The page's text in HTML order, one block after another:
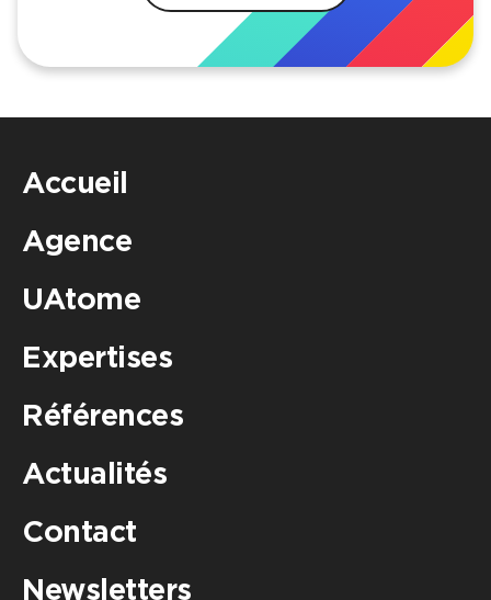
Accueil
Agence
UAtome
Expertises
Références
Actualités
Contact
Newsletters